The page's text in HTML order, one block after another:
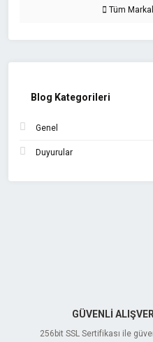
Tüm
Blog Kategorileri
Genel
Duyurular
GÜVENLİ
256bit SSL Sertifikası ile